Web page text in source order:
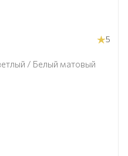
5
/ Белый матовый